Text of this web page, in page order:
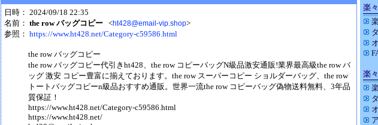
日時： 2024/09/18 22:35
名前： the row バッグコピー <ht428@email-vip.shop>
参照： https://www.ht428.net/Category-c59586.html
the row バッグコピー
the row バッグコピー代引きht428、the row コピーバッグN級品激安通販!業界最高級the row バ
ッグ 激安 コピー豊富に揃えております。the row スーパーコピー ショルダーバッグ、the row
トートバッグコピーn級品おすすめ通販。世界一流the row コピーバッグ偽物送料無料、3年品
質保証！
https://www.ht428.net/Category-c59586.html
https://www.ht428.net/
楽
楽